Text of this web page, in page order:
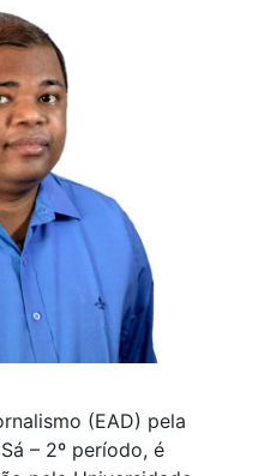
(EAD) pela
– 2º período, é